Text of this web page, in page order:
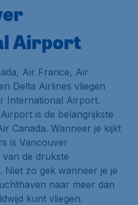
Airport
Air France, Air
Delta Airlines vliegen
International Airport.
is de belangrijkste
Canada. Wanneer je kijkt
is Vancouver
de drukste
Niet zo gek wanneer je je
naar meer dan
kunt vliegen.